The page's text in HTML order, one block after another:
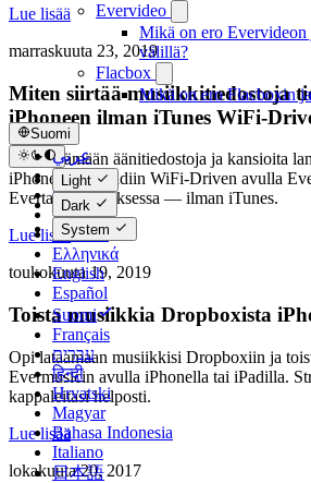
Evervideo
Mikä on ero
välillä?
Flacbox
Mikä on ero Flacboxin
Suomi
عربي
Català
Čeština
Dansk
Deutsch
Ελληνικά
English
Español
Suomi
Français
עברית
हिन्दी
Hrvatski
Magyar
Bahasa Indonesia
Italiano
日本語
Light
Dark
System
Lue lisää
marraskuuta 23, 2019
Miten siirtää musiikkitiedostoja
iPhoneen ilman iTunes WiFi-
Opi siirtämään äänitiedostoja ja kansioita
iPhoneen tai iPadiin WiFi-Driven avulla
Evertag-sovelluksessa — ilman iTunes.
Lue lisää
toukokuuta 19, 2019
Toista musiikkia Dropboxista
Opi lataamaan musiikkisi Dropboxiin ja
Evermusicin avulla iPhonella tai iPadilla.
kappaleitasi helposti.
Lue lisää
lokakuuta 20, 2017